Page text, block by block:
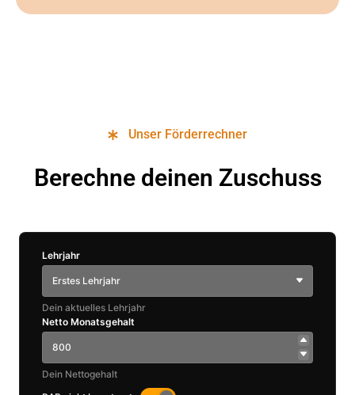
Unser Förderrechner
Berechne deinen Zuschuss
Lehrjahr
Erstes Lehrjahr
Dein aktuelles Lehrjahr
Netto Monatsgehalt
Dein Nettogehalt